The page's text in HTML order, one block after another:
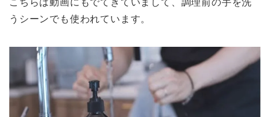
こちらは動画にもでてきていまして、調理前の手を洗
うシーンでも使われています。